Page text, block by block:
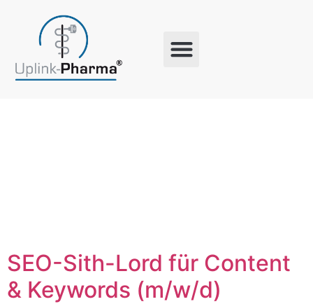
SEO-Sith-Lord für Content
& Keywords (m/w/d)